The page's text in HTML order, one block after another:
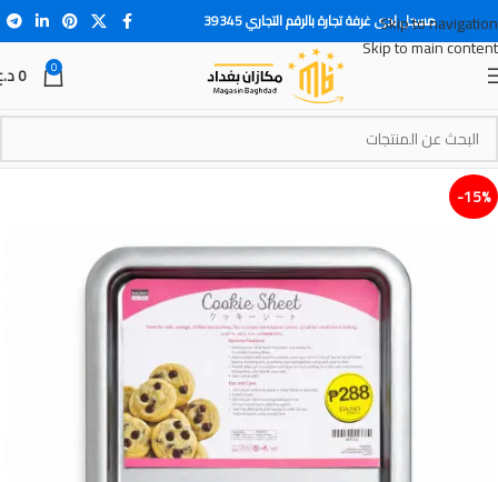
Skip to navigation
Skip to main content
مسجل لدى غرفة تجارة بالرقم التجاري 39345
0
0
15%-